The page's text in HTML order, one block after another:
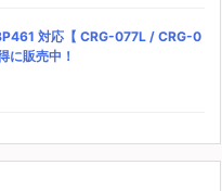
対応【 CRG-077L / CRG-0
に販売中！